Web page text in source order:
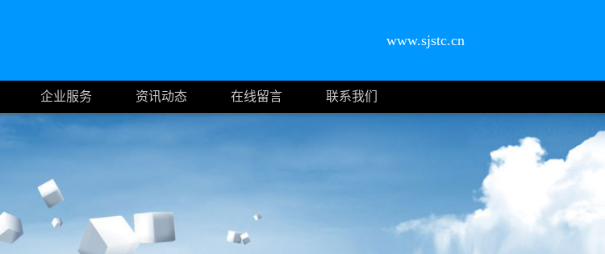
www.sjstc.cn
企业服务 资讯动态 在线留言 联系我们